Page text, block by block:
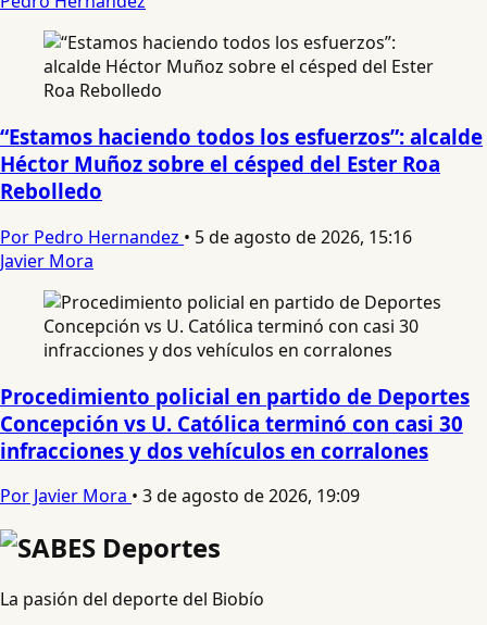
“Estamos haciendo todos los esfuerzos”: alcalde
Héctor Muñoz sobre el césped del Ester Roa
Rebolledo
Por Pedro Hernandez • 5 de agosto de 2026, 15:16
Javier Mora
Procedimiento policial en partido de Deportes
Concepción vs U. Católica terminó con casi 30
infracciones y dos vehículos en corralones
Por Javier Mora • 3 de agosto de 2026, 19:09
La pasión del deporte del Biobío